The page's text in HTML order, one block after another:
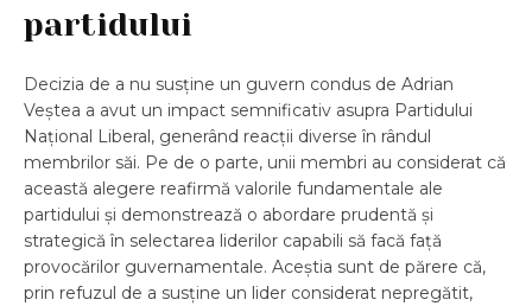
partidului
Decizia de a nu susține un guvern condus de Adrian
Veștea a avut un impact semnificativ asupra Partidului
Național Liberal, generând reacții diverse în rândul
membrilor săi. Pe de o parte, unii membri au considerat că
această alegere reafirmă valorile fundamentale ale
partidului și demonstrează o abordare prudentă și
strategică în selectarea liderilor capabili să facă față
provocărilor guvernamentale. Aceștia sunt de părere că,
prin refuzul de a susține un lider considerat nepregătit,